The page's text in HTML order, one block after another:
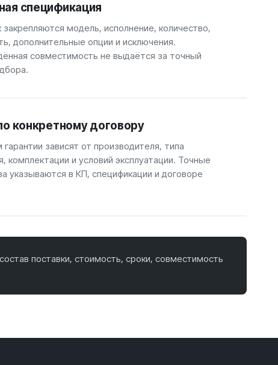
спецификация
закрепляются модель, исполнение, количество,
дополнительные опции и исключения.
совместимость не выдаётся за точный
конкретному договору
зависят от производителя, типа
комплектации и условий эксплуатации. Точные
указываются в КП, спецификации и договоре
поставки, стоимость, сроки, совместимость